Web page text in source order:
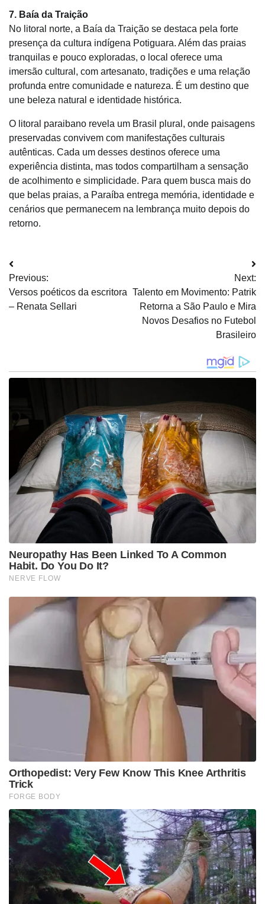
7. Baía da Traição
No litoral norte, a Baía da Traição se destaca pela forte
presença da cultura indígena Potiguara. Além das praias
tranquilas e pouco exploradas, o local oferece uma
imersão cultural, com artesanato, tradições e uma relação
profunda entre comunidade e natureza. É um destino que
une beleza natural e identidade histórica.
O litoral paraibano revela um Brasil plural, onde paisagens
preservadas convivem com manifestações culturais
autênticas. Cada um desses destinos oferece uma
experiência distinta, mas todos compartilham a sensação
de acolhimento e simplicidade. Para quem busca mais do
que belas praias, a Paraíba entrega memória, identidade e
cenários que permanecem na lembrança muito depois do
retorno.
Navegação
de
Post
Previous:
Versos poéticos da escritora
– Renata Sellari
Next:
Talento em Movimento: Patrik
Retorna a São Paulo e Mira
Novos Desafios no Futebol
Brasileiro